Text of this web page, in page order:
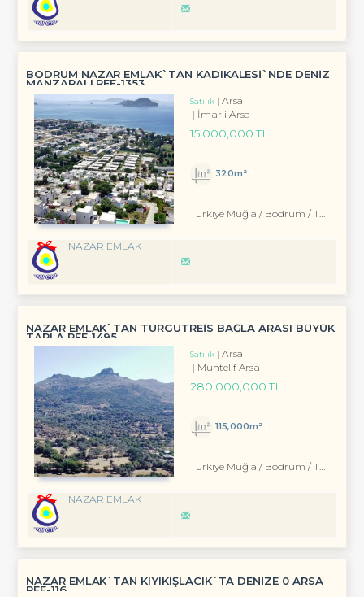
BODRUM NAZAR EMLAK`TAN KADIKALESİ`NDE DENİZ
MANZARALI REF-1353
Satılık
Arsa
İmarli Arsa
15,000,000 TL
320m²
Türkiye Muğla / Bodrum / Turgutreis
NAZAR EMLAK
NAZAR EMLAK`TAN TURGUTREİS BAĞLA ARASI BÜYÜK
TARLA REF-1495
Satılık
Arsa
Muhtelif Arsa
280,000,000 TL
115,000m²
Türkiye Muğla / Bodrum / Turgutreis
NAZAR EMLAK
NAZAR EMLAK`TAN KIYIKIŞLACIK`TA DENİZE 0 ARSA
REF-116